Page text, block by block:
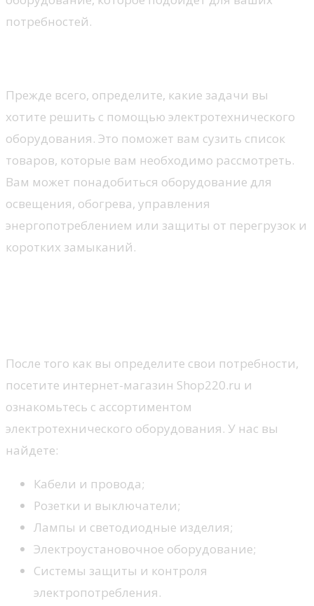
потребностей.
Прежде всего, определите, какие задачи вы
хотите решить с помощью электротехнического
оборудования. Это поможет вам сузить список
товаров, которые вам необходимо рассмотреть.
Вам может понадобиться оборудование для
освещения, обогрева, управления
энергопотреблением или защиты от перегрузок и
коротких замыканий.
После того как вы определите свои потребности,
посетите интернет-магазин Shop220.ru и
ознакомьтесь с ассортиментом
электротехнического оборудования. У нас вы
найдете:
Кабели и провода;
Розетки и выключатели;
Лампы и светодиодные изделия;
Электроустановочное оборудование;
Системы защиты и контроля
электропотребления.